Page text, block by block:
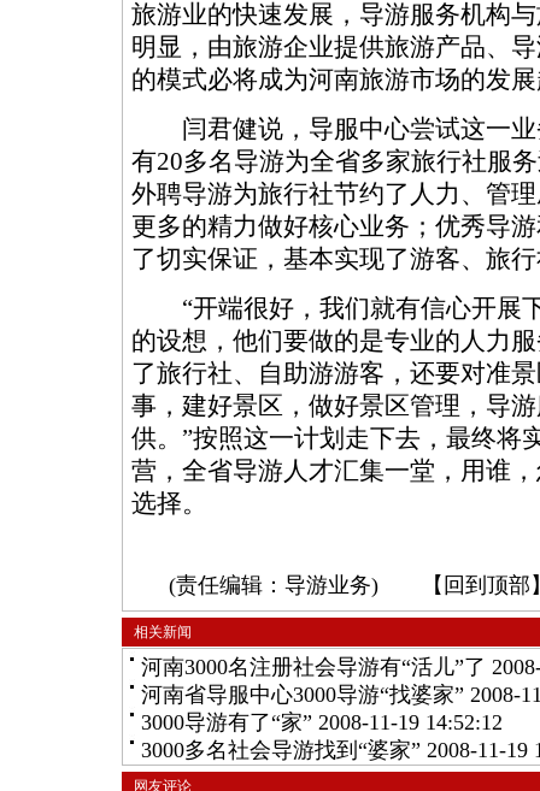
旅游业的快速发展，导游服务机构
明显，由旅游企业提供旅游产品、
的模式必将成为河南旅游市场的发
闫君健说，导服中心尝试这一业
有20多名导游为全省多家旅行社服
外聘导游为旅行社节约了人力、管
更多的精力做好核心业务；优秀导
了切实保证，基本实现了游客、旅
“开端很好，我们就有信心开展
的设想，他们要做的是专业的人力
了旅行社、自助游游客，还要对准
事，建好景区，做好景区管理，导
供。”按照这一计划走下去，最终将
营，全省导游人才汇集一堂，用谁
选择。
(责任编辑：导游业务) 【 回到顶部
相关新闻
河南3000名注册社会导游有“活儿”了
河南省导服中心3000导游“找婆家” 2008-
3000导游有了“家” 2008-11-19 14:52:12
3000多名社会导游找到“婆家” 2008-11-19
网友评论